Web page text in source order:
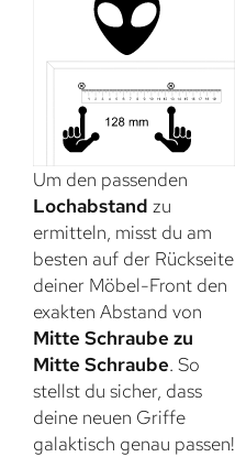
Um den passenden
Lochabstand zu
ermitteln, misst du am
besten auf der Rückseite
deiner Möbel-Front den
exakten Abstand von
Mitte Schraube zu
Mitte Schraube. So
stellst du sicher, dass
deine neuen Griffe
galaktisch genau passen!